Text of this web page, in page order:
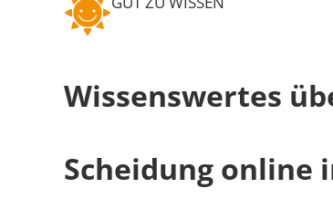
Wissenswertes
Scheidung online